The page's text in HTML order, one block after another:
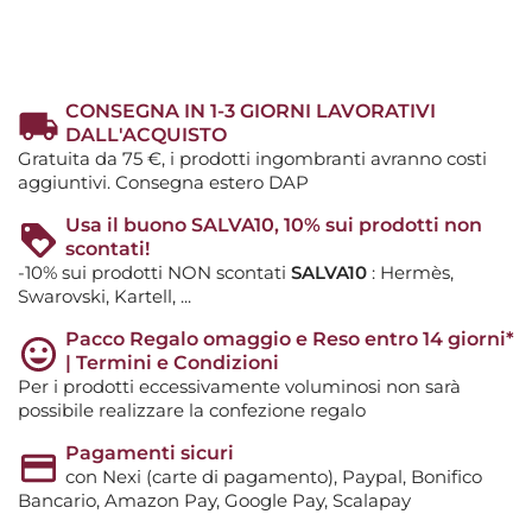
CONSEGNA IN 1-3 GIORNI LAVORATIVI
DALL'ACQUISTO
Gratuita da 75 €, i prodotti ingombranti avranno costi
aggiuntivi. Consegna estero DAP
Usa il buono SALVA10, 10% sui prodotti non
scontati!
-10% sui prodotti NON scontati SALVA10 : Hermès,
Swarovski, Kartell, ...
Pacco Regalo omaggio e Reso entro 14 giorni*
| Termini e Condizioni
Per i prodotti eccessivamente voluminosi non sarà
possibile realizzare la confezione regalo
Pagamenti sicuri
con Nexi (carte di pagamento), Paypal, Bonifico
Bancario, Amazon Pay, Google Pay, Scalapay